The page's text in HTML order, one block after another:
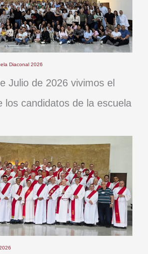
Diaconal 2026
Julio de 2026 vivimos el
los candidatos de la escuela